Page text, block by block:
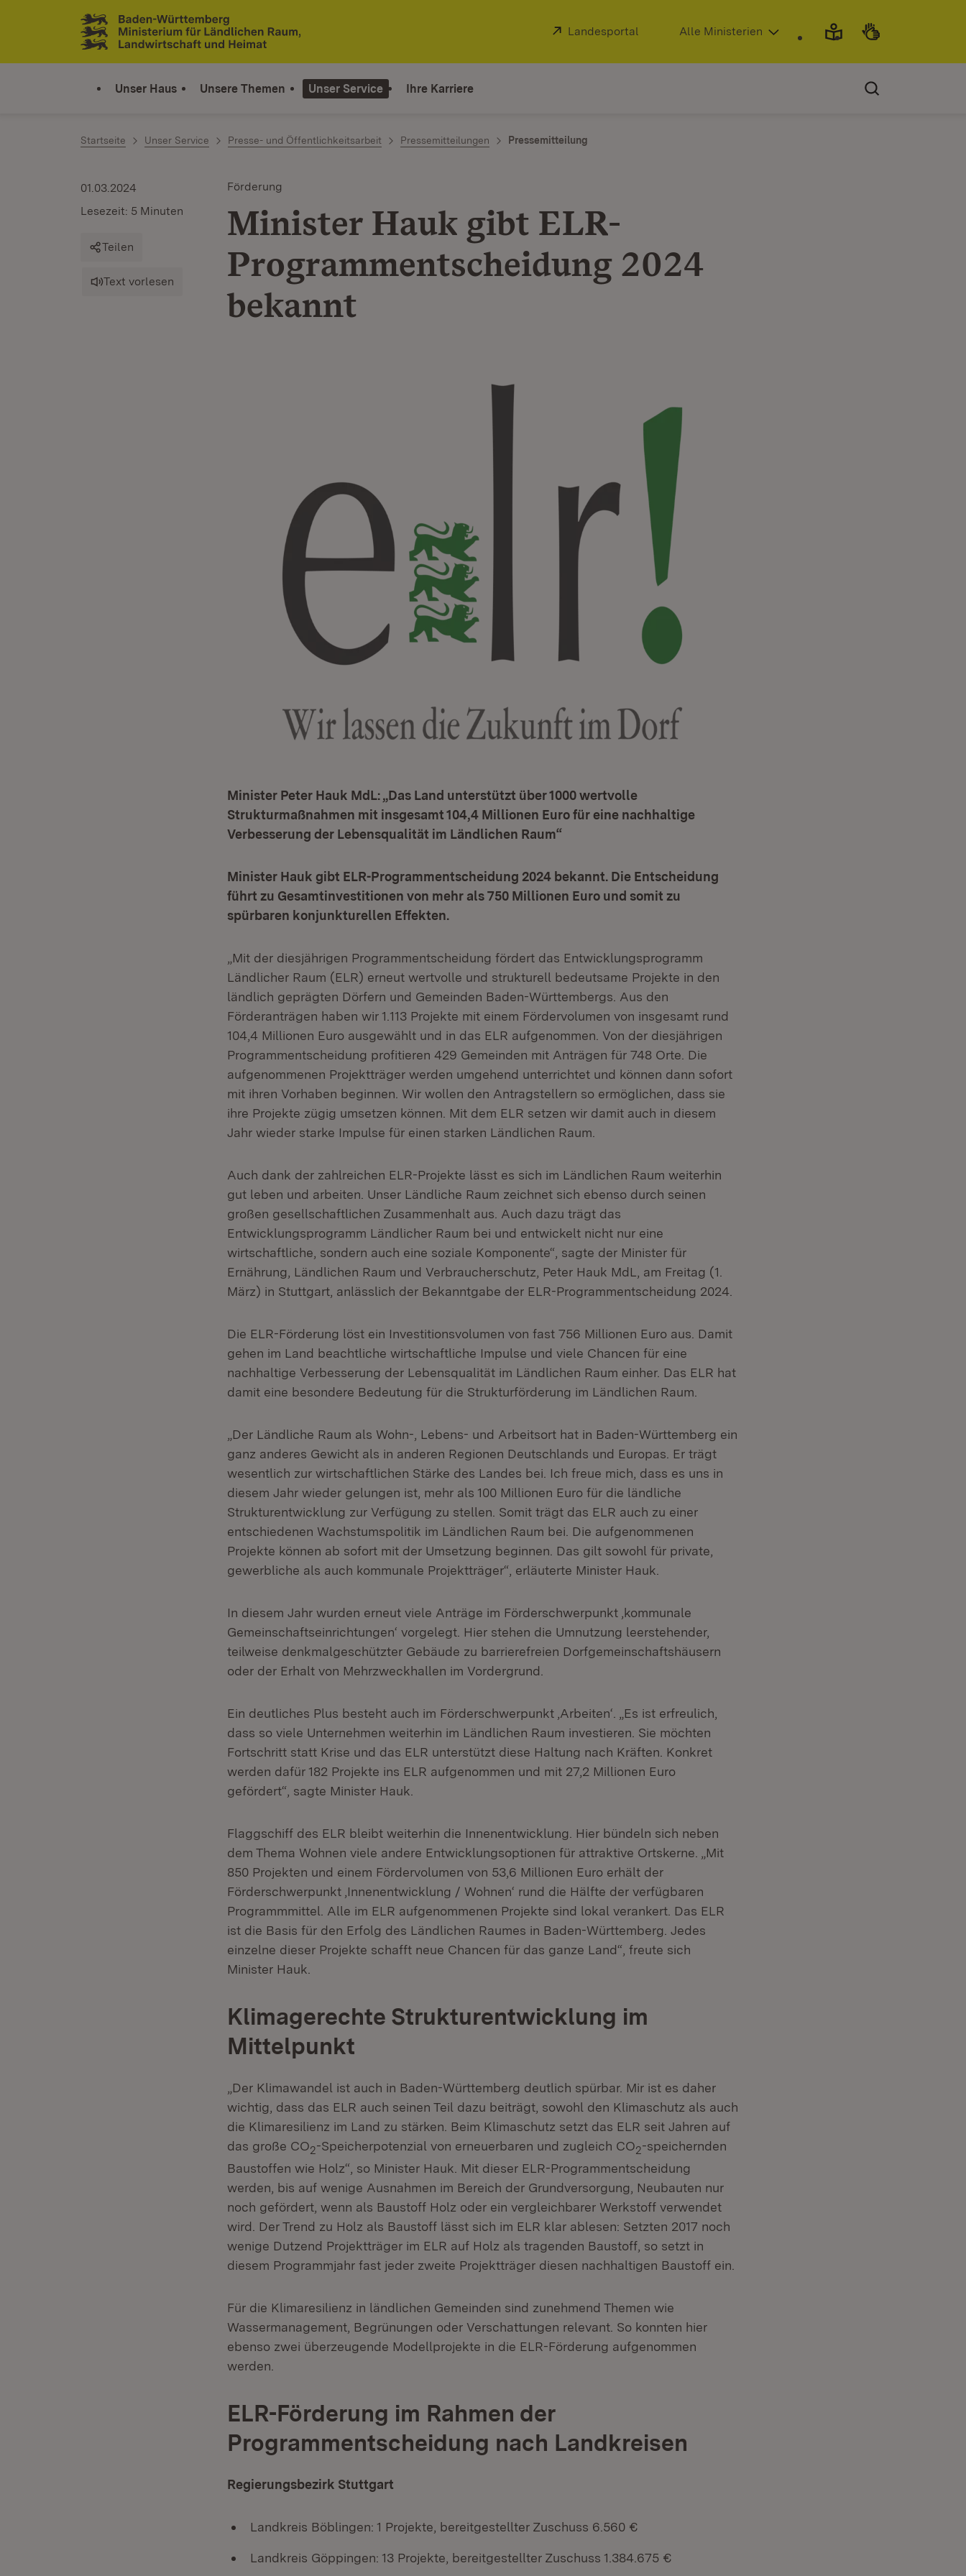
Zum Inhalt springen
Link zur Startseite
Extern:
Landesportal (Öffnet in neuem Fenster)
Alle Ministerien
Unser Haus Unsere Themen Unser Service Ihre Karriere
Startseite Unser Service Presse- und Öffentlichkeitsarbeit Pressemitteilungen Pressemitteilung
Förderung
Minister Hauk gibt ELR-
Programmentscheidung 2024
bekannt
01.03.2024
Lesezeit: 5 Minuten
Teilen
Text vorlesen
Minister Peter Hauk MdL: „Das Land unterstützt über 1000 wertvolle
Strukturmaßnahmen mit insgesamt 104,4 Millionen Euro für eine nachhaltige
Verbesserung der Lebensqualität im Ländlichen Raum“
Minister Hauk gibt ELR-Programmentscheidung 2024 bekannt. Die Entscheidung
führt zu Gesamtinvestitionen von mehr als 750 Millionen Euro und somit zu
spürbaren konjunkturellen Effekten.
„Mit der diesjährigen Programmentscheidung fördert das Entwicklungsprogramm
Ländlicher Raum (ELR) erneut wertvolle und strukturell bedeutsame Projekte in den
ländlich geprägten Dörfern und Gemeinden Baden-Württembergs. Aus den
Förderanträgen haben wir 1.113 Projekte mit einem Fördervolumen von insgesamt rund
104,4 Millionen Euro ausgewählt und in das ELR aufgenommen. Von der diesjährigen
Programmentscheidung profitieren 429 Gemeinden mit Anträgen für 748 Orte. Die
aufgenommenen Projektträger werden umgehend unterrichtet und können dann sofort
mit ihren Vorhaben beginnen. Wir wollen den Antragstellern so ermöglichen, dass sie
ihre Projekte zügig umsetzen können. Mit dem ELR setzen wir damit auch in diesem
Jahr wieder starke Impulse für einen starken Ländlichen Raum.
Auch dank der zahlreichen ELR-Projekte lässt es sich im Ländlichen Raum weiterhin
gut leben und arbeiten. Unser Ländliche Raum zeichnet sich ebenso durch seinen
großen gesellschaftlichen Zusammenhalt aus. Auch dazu trägt das
Entwicklungsprogramm Ländlicher Raum bei und entwickelt nicht nur eine
wirtschaftliche, sondern auch eine soziale Komponente“, sagte der Minister für
Ernährung, Ländlichen Raum und Verbraucherschutz, Peter Hauk MdL, am Freitag (1.
März) in Stuttgart, anlässlich der Bekanntgabe der ELR-Programmentscheidung 2024.
Die ELR-Förderung löst ein Investitionsvolumen von fast 756 Millionen Euro aus. Damit
gehen im Land beachtliche wirtschaftliche Impulse und viele Chancen für eine
nachhaltige Verbesserung der Lebensqualität im Ländlichen Raum einher. Das ELR hat
damit eine besondere Bedeutung für die Strukturförderung im Ländlichen Raum.
„Der Ländliche Raum als Wohn-, Lebens- und Arbeitsort hat in Baden-Württemberg ein
ganz anderes Gewicht als in anderen Regionen Deutschlands und Europas. Er trägt
wesentlich zur wirtschaftlichen Stärke des Landes bei. Ich freue mich, dass es uns in
diesem Jahr wieder gelungen ist, mehr als 100 Millionen Euro für die ländliche
Strukturentwicklung zur Verfügung zu stellen. Somit trägt das ELR auch zu einer
entschiedenen Wachstumspolitik im Ländlichen Raum bei. Die aufgenommenen
Projekte können ab sofort mit der Umsetzung beginnen. Das gilt sowohl für private,
gewerbliche als auch kommunale Projektträger“, erläuterte Minister Hauk.
In diesem Jahr wurden erneut viele Anträge im Förderschwerpunkt ,kommunale
Gemeinschaftseinrichtungen‘ vorgelegt. Hier stehen die Umnutzung leerstehender,
teilweise denkmalgeschützter Gebäude zu barrierefreien Dorfgemeinschaftshäusern
oder der Erhalt von Mehrzweckhallen im Vordergrund.
Ein deutliches Plus besteht auch im Förderschwerpunkt ,Arbeiten‘. „Es ist erfreulich,
dass so viele Unternehmen weiterhin im Ländlichen Raum investieren. Sie möchten
Fortschritt statt Krise und das ELR unterstützt diese Haltung nach Kräften. Konkret
werden dafür 182 Projekte ins ELR aufgenommen und mit 27,2 Millionen Euro
gefördert“, sagte Minister Hauk.
Flaggschiff des ELR bleibt weiterhin die Innenentwicklung. Hier bündeln sich neben
dem Thema Wohnen viele andere Entwicklungsoptionen für attraktive Ortskerne. „Mit
850 Projekten und einem Fördervolumen von 53,6 Millionen Euro erhält der
Förderschwerpunkt ,Innenentwicklung / Wohnen‘ rund die Hälfte der verfügbaren
Programmmittel. Alle im ELR aufgenommenen Projekte sind lokal verankert. Das ELR
ist die Basis für den Erfolg des Ländlichen Raumes in Baden-Württemberg. Jedes
einzelne dieser Projekte schafft neue Chancen für das ganze Land“, freute sich
Minister Hauk.
Klimagerechte Strukturentwicklung im
Mittelpunkt
„Der Klimawandel ist auch in Baden-Württemberg deutlich spürbar. Mir ist es daher
wichtig, dass das ELR auch seinen Teil dazu beiträgt, sowohl den Klimaschutz als auch
die Klimaresilienz im Land zu stärken. Beim Klimaschutz setzt das ELR seit Jahren auf
das große CO2-Speicherpotenzial von erneuerbaren und zugleich CO2-speichernden
Baustoffen wie Holz“, so Minister Hauk. Mit dieser ELR-Programmentscheidung
werden, bis auf wenige Ausnahmen im Bereich der Grundversorgung, Neubauten nur
noch gefördert, wenn als Baustoff Holz oder ein vergleichbarer Werkstoff verwendet
wird. Der Trend zu Holz als Baustoff lässt sich im ELR klar ablesen: Setzten 2017 noch
wenige Dutzend Projektträger im ELR auf Holz als tragenden Baustoff, so setzt in
diesem Programmjahr fast jeder zweite Projektträger diesen nachhaltigen Baustoff ein.
Für die Klimaresilienz in ländlichen Gemeinden sind zunehmend Themen wie
Wassermanagement, Begrünungen oder Verschattungen relevant. So konnten hier
ebenso zwei überzeugende Modellprojekte in die ELR-Förderung aufgenommen
werden.
ELR-Förderung im Rahmen der
Programmentscheidung nach Landkreisen
Regierungsbezirk Stuttgart
Landkreis Böblingen: 1 Projekte, bereitgestellter Zuschuss 6.560 €
Landkreis Göppingen: 13 Projekte, bereitgestellter Zuschuss 1.384.675 €